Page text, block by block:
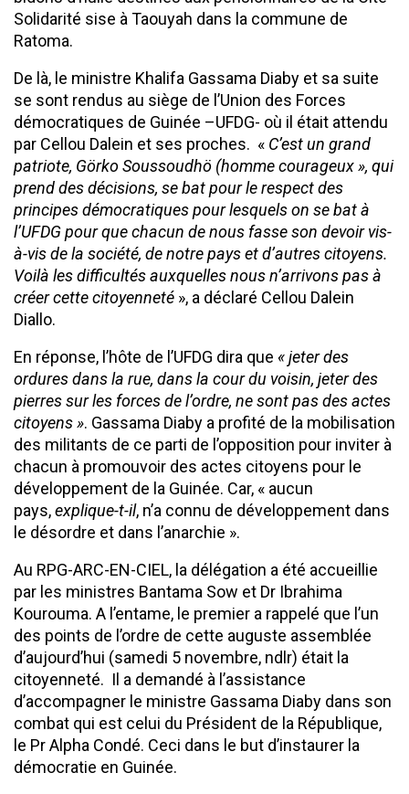
Solidarité sise à Taouyah dans la commune de
Ratoma.
De là, le ministre Khalifa Gassama Diaby et sa suite
se sont rendus au siège de l’Union des Forces
démocratiques de Guinée –UFDG- où il était attendu
par Cellou Dalein et ses proches. « C’est un grand
patriote, Görko Soussoudhö (homme courageux », qui
prend des décisions, se bat pour le respect des
principes démocratiques pour lesquels on se bat à
l’UFDG pour que chacun de nous fasse son devoir vis-
à-vis de la société, de notre pays et d’autres citoyens.
Voilà les difficultés auxquelles nous n’arrivons pas à
créer cette citoyenneté », a déclaré Cellou Dalein
Diallo.
En réponse, l’hôte de l’UFDG dira que « jeter des
ordures dans la rue, dans la cour du voisin, jeter des
pierres sur les forces de l’ordre, ne sont pas des actes
citoyens ». Gassama Diaby a profité de la mobilisation
des militants de ce parti de l’opposition pour inviter à
chacun à promouvoir des actes citoyens pour le
développement de la Guinée. Car, « aucun
pays,explique-t-il, n’a connu de développement dans
le désordre et dans l’anarchie ».
Au RPG-ARC-EN-CIEL, la délégation a été accueillie
par les ministres Bantama Sow et Dr Ibrahima
Kourouma. A l’entame, le premier a rappelé que l’un
des points de l’ordre de cette auguste assemblée
d’aujourd’hui (samedi 5 novembre, ndlr) était la
citoyenneté. Il a demandé à l’assistance
d’accompagner le ministre Gassama Diaby dans son
combat qui est celui du Président de la République,
le Pr Alpha Condé. Ceci dans le but d’instaurer la
démocratie en Guinée.